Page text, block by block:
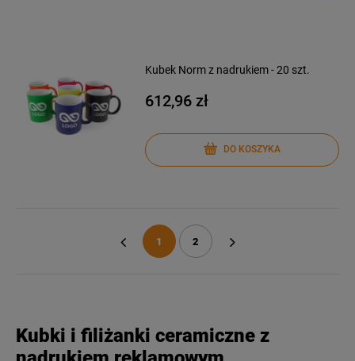
Kubek Norm z nadrukiem - 20 szt.
612,96 zł
DO KOSZYKA
1 2
Kubki i filiżanki ceramiczne z